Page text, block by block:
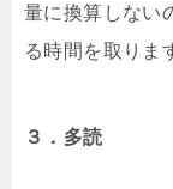
量に換算しない
る時間を取りま
３．多読